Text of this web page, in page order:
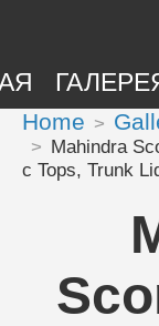
Home
Mahindra
с Tops, Trunk